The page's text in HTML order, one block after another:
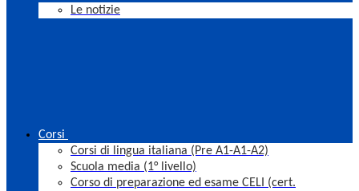
Le notizie
Corsi
Corsi di lingua italiana (Pre A1-A1-A2)
Scuola media (1° livello)
Corso di preparazione ed esame CELI (cert.